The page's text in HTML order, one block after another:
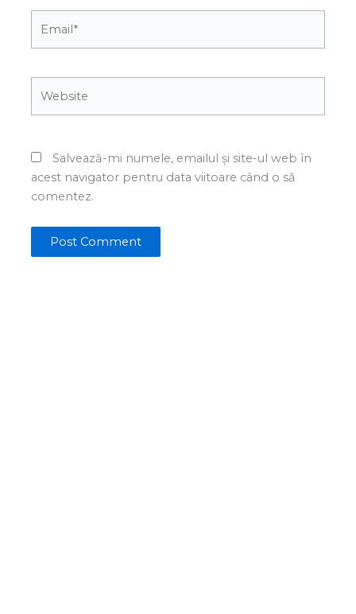
Salvează-mi numele, emailul și site-ul web în
acest navigator pentru data viitoare când o să
comentez.